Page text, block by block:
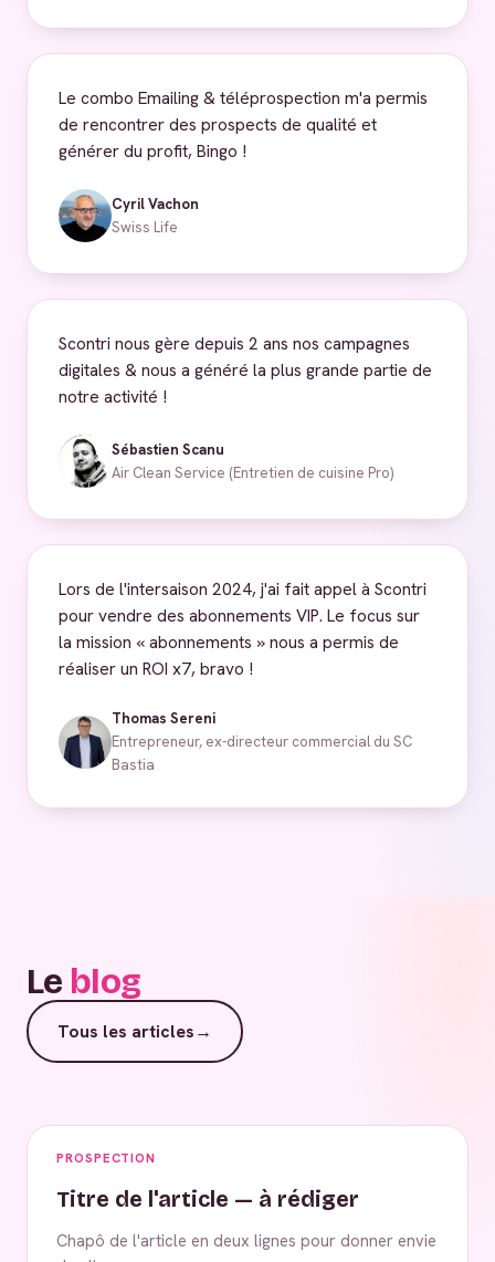
Le combo Emailing & téléprospection m'a permis
de rencontrer des prospects de qualité et
générer du profit, Bingo !
Cyril Vachon
Swiss Life
Scontri nous gère depuis 2 ans nos campagnes
digitales & nous a généré la plus grande partie de
notre activité !
Sébastien Scanu
Air Clean Service (Entretien de cuisine Pro)
Lors de l'intersaison 2024, j'ai fait appel à Scontri
pour vendre des abonnements VIP. Le focus sur
la mission « abonnements » nous a permis de
réaliser un ROI x7, bravo !
Thomas Sereni
Entrepreneur, ex-directeur commercial du SC
Bastia
Le blog
Tous les articles→
PROSPECTION
Titre de l'article — à rédiger
Chapô de l'article en deux lignes pour donner envie